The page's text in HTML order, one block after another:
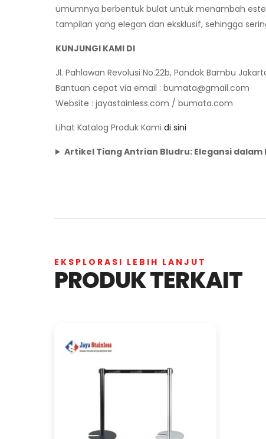
umumnya berbentuk bulat untuk menambah
tampilan yang elegan dan eksklusif, sehingga
KUNJUNGI KAMI DI
Jl. Pahlawan Revolusi No.22b, Pondok Bambu
Bantuan cepat via email : bumata@gmail.com
Website : jayastainless.com / bumata.com
Lihat Katalog Produk Kami di sini
Artikel Tiang Antrian Bludru: Elegansi
EKSPLORASI LEBIH LANJUT
PRODUK TERKAIT